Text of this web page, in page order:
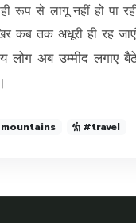
रूप से लागू नहीं हो पा
कब तक अधूरी ही रह
लोग अब उम्मीद लगाए
#travel